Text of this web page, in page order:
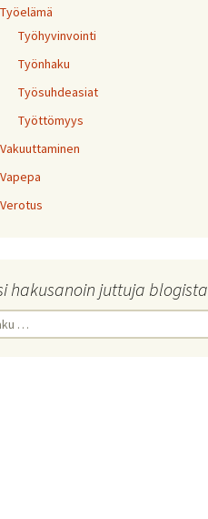
Työelämä
Työhyvinvointi
Työnhaku
Työsuhdeasiat
Työttömyys
Vakuuttaminen
Vapepa
Verotus
hakusanoin juttuja blogista